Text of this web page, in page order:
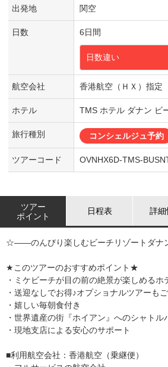
出発地 関空
日数 6日間
日数違い
航空会社 香港航空（ＨＸ）指定
ホテル TMS ホテル ダナン ビ
旅行種別 コンシェルジュ予約
ツアーコード OVNHX6D-TMS-
ツアー
ポイント
日程表 詳細
☆――のんびり楽しむビーチリゾートダ
★このツアーのおすすめポイント★
・ミケビーチが目の前の絶景が楽しめるホ
・送迎なしでお得♪オプショナルツアーもご
・嬉しい毎朝食付き
・世界遺産の街『ホイアン』へのシャトル
・現地支店による安心のサポート
■利用航空会社：香港航空（乗継便）